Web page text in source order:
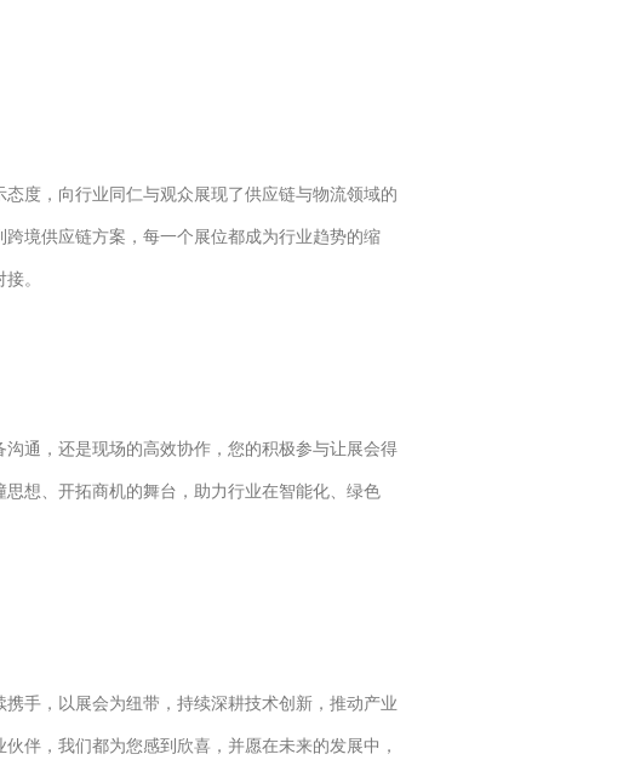
度，向行业同仁与观众展现了供应链与物流领域的
境供应链方案，每一个展位都成为行业趋势的缩
。
通，还是现场的高效协作，您的积极参与让展会得
想、开拓商机的舞台，助力行业在智能化、绿色
手，以展会为纽带，持续深耕技术创新，推动产业
伴，我们都为您感到欣喜，并愿在未来的发展中，